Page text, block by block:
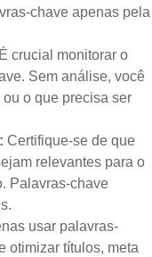
chave apenas pela
É crucial monitorar o
Sem análise, você
o que precisa ser
Certifique-se de que
relevantes para o
Palavras-chave
usar palavras-
otimizar títulos, meta